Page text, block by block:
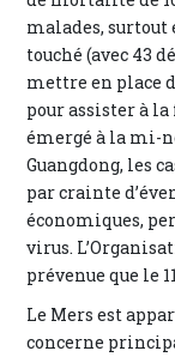
malades, surtout
touché (avec 43
mettre en place
pour assister à la
émergé à la mi-
Guangdong, les
par crainte
économiques,
virus.
prévenue que le
Le Mers est
concerne